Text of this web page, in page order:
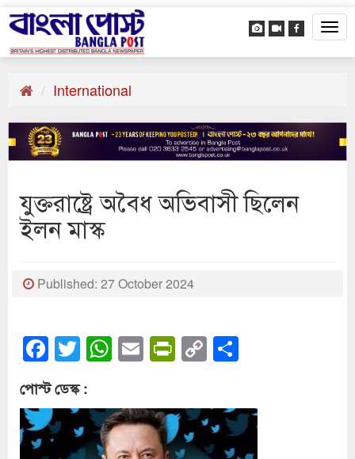
International
যুক্তরাষ্ট্রে অবৈধ অভিবাসী ছিলেন
ইলন মাস্ক
Published: 27 October 2024
Facebook
Twitter
WhatsApp
EmailPrintFriendly
Copy
Link
পোস্ট ডেস্ক :